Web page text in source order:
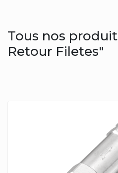
Tous nos
Retour Filetes"